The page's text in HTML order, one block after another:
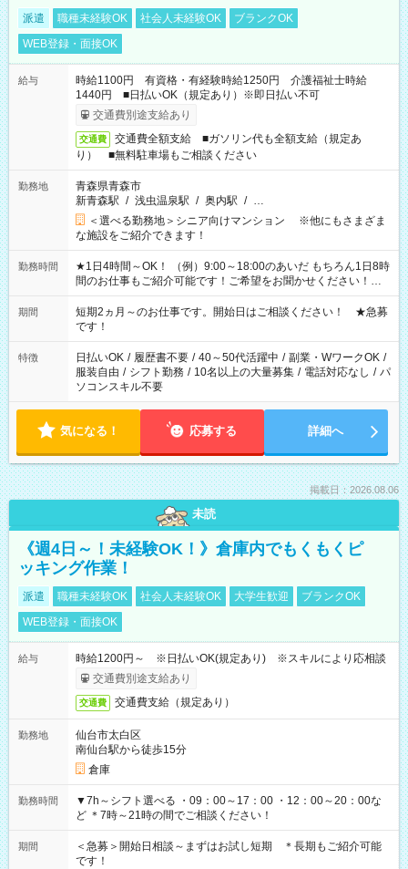
派遣 職種未経験OK 社会人未経験OK
ブランクOK
WEB登録・面接OK
給与
時給1100円 有資格・有経験時給1250円 介護福祉士時給
1440円 ■日払いOK（規定あり）※即日払い不可
交通費別途支給あり
交通費
交通費全額支給 ■ガソリン代も全額支給（規定あ
り） ■無料駐車場もご相談ください
勤務地
青森県青森市
新青森駅 / 浅虫温泉駅 / 奥内駅 / …
＜選べる勤務地＞シニア向けマンション ※他にもさまざま
な施設をご紹介できます！
勤務時間
★1日4時間～OK！ （例）9:00～18:00のあいだ もちろん1日8時
間のお仕事もご紹介可能です！ご希望をお聞かせください！★
家庭の都合でお休みが必要な場合も遠慮なくご相談ください。
※週最低15時間以上の勤務が必要です
期間
短期2ヵ月～のお仕事です。開始日はご相談ください！ ★急募
です！
特徴 日払いOK / 履歴書不要 / 40～50代活躍中 / 副業・WワークOK /
服装自由 / シフト勤務 / 10名以上の大量募集 / 電話対応なし / パ
ソコンスキル不要
気になる！ 応募する 詳細へ
掲載日：2026.08.06
未読
《週4日～！未経験OK！》倉庫内でもくもくピ
ッキング作業！
派遣 職種未経験OK 社会人未経験OK 大学生歓迎
ブランクOK
WEB登録・面接OK
給与
時給1200円～ ※日払いOK(規定あり) ※スキルにより応相談
交通費別途支給あり
交通費 交通費支給（規定あり）
勤務地
仙台市太白区
南仙台駅から徒歩15分
倉庫
勤務時間
▼7h～シフト選べる ・09：00～17：00 ・12：00～20：00な
ど ＊7時～21時の間でご相談ください！
期間
＜急募＞開始日相談～まずはお試し短期 ＊長期もご紹介可能
です！